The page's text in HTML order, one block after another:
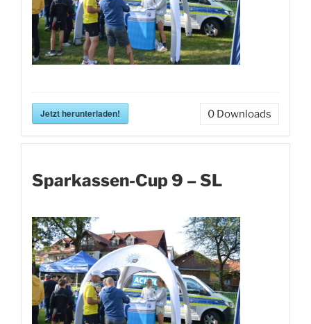
Jetzt herunterladen! 0 Downloads
Sparkassen-Cup 9 – SL